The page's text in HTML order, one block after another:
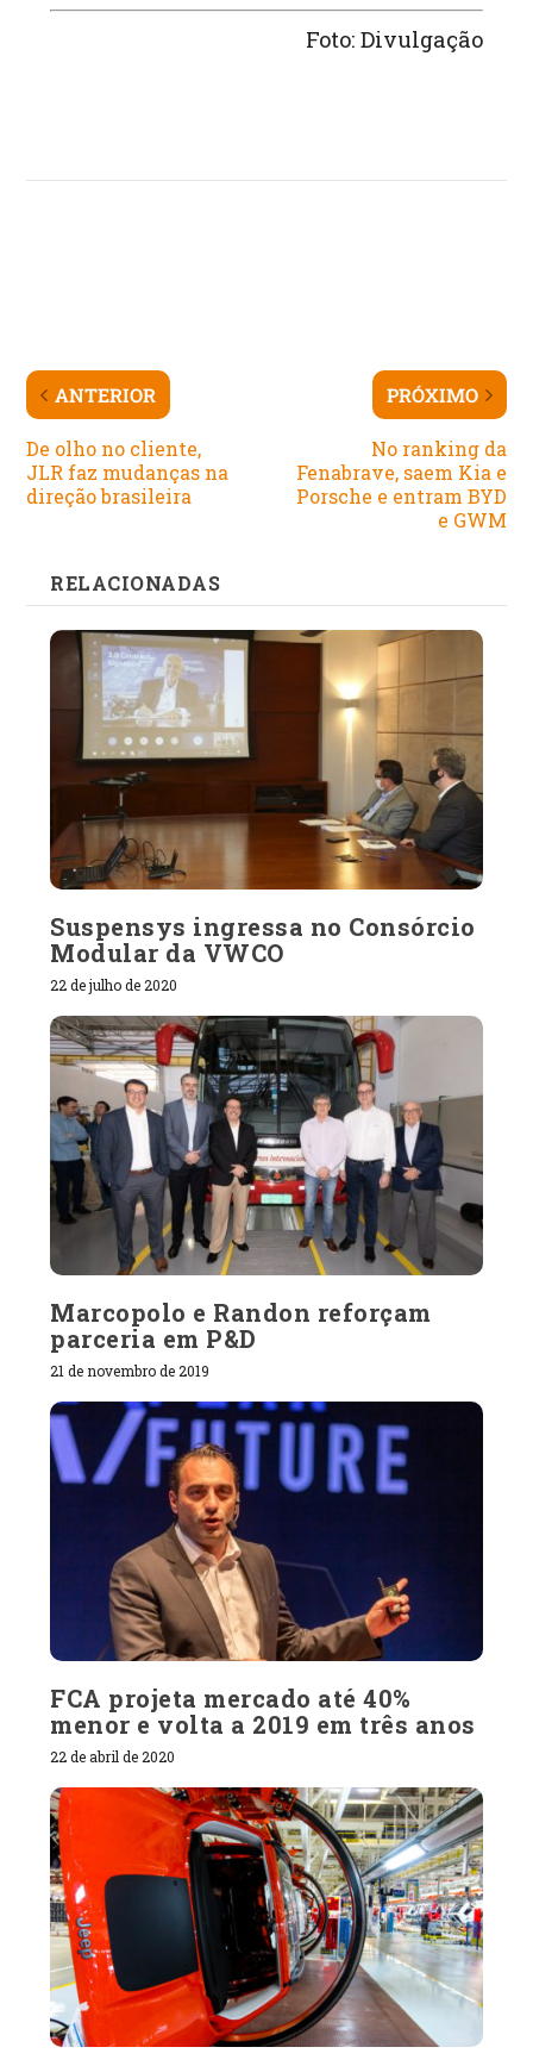
Foto: Divulgação
ANTERIOR
De olho no cliente,
JLR faz mudanças na
direção brasileira
PRÓXIMO
No ranking da
Fenabrave, saem Kia e
Porsche e entram BYD
e GWM
RELACIONADAS
Suspensys ingressa no Consórcio
Modular da VWCO
22 de julho de 2020
Marcopolo e Randon reforçam
parceria em P&D
21 de novembro de 2019
FCA projeta mercado até 40%
menor e volta a 2019 em três anos
22 de abril de 2020